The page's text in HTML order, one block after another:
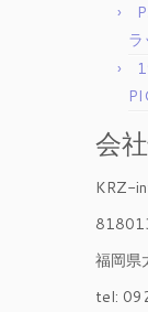
ラ
会
KRZ-
福岡
tel: